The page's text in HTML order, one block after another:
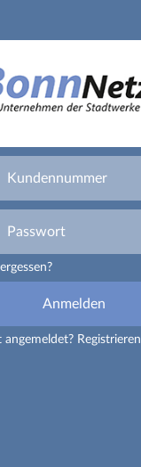
angemeldet? Registrieren